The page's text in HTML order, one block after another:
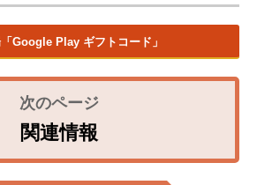
Google Play ギフトコード」
関連情報